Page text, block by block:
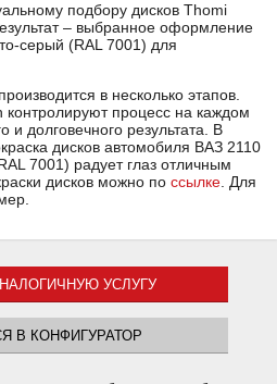
подбору дисков Thomi
– выбранное оформление
серый (RAL 7001) для
в несколько этапов.
процесс на каждом
и долговечного результата. В
дисков автомобиля ВАЗ 2110
7001) радует глаз отличным
дисков можно по ссылке. Для
УСЛУГУ
В КОНФИГУРАТОР